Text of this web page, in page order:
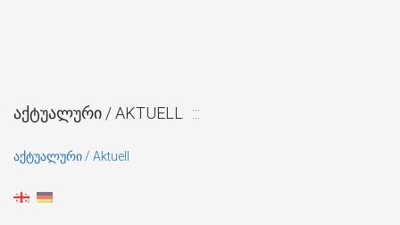
ᲐᲥᲢᲣᲐᲚᲣᲠᲘ / AKTUELL
აქტუალური / Aktuell